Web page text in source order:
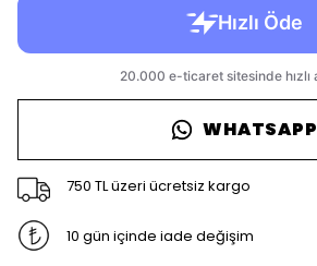
WHATSAPP
750 TL üzeri ücretsiz kargo
10 gün içinde iade değişim